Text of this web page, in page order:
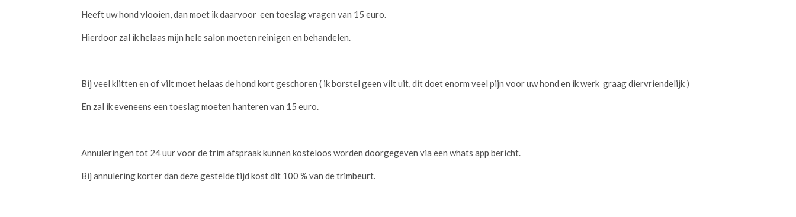
Heeft uw hond vlooien, dan moet ik daarvoor een toeslag vragen van 15 euro.
Hierdoor zal ik helaas mijn hele salon moeten reinigen en behandelen.
Bij veel klitten en of vilt moet helaas de hond kort geschoren ( ik borstel geen vilt uit, dit doet enorm veel pijn voor uw hond en ik werk graag diervriendelijk )
En zal ik eveneens een toeslag moeten hanteren van 15 euro.
Annuleringen tot 24 uur voor de trim afspraak kunnen kosteloos worden doorgegeven via een whats app bericht.
Bij annulering korter dan deze gestelde tijd kost dit 100 % van de trimbeurt.